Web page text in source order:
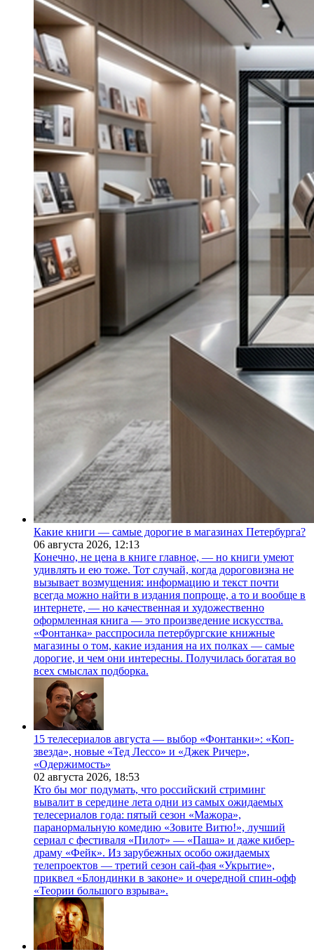
Какие книги — самые дорогие в магазинах Петербурга?
06 августа 2026, 12:13
Конечно, не цена в книге главное, — но книги умеют
удивлять и ею тоже. Тот случай, когда дороговизна не
вызывает возмущения: информацию и текст почти
всегда можно найти в издания попроще, а то и вообще в
интернете, — но качественная и художественно
оформленная книга — это произведение искусства.
«Фонтанка» расспросила петербургские книжные
магазины о том, какие издания на их полках — самые
дорогие, и чем они интересны. Получилась богатая во
всех смыслах подборка.
15 телесериалов августа — выбор «Фонтанки»: «Коп-
звезда», новые «Тед Лессо» и «Джек Ричер»,
«Одержимость»
02 августа 2026, 18:53
Кто бы мог подумать, что российский стриминг
вывалит в середине лета одни из самых ожидаемых
телесериалов года: пятый сезон «Мажора»,
паранормальную комедию «Зовите Витю!», лучший
сериал с фестиваля «Пилот» — «Паша» и даже кибер-
драму «Фейк». Из зарубежных особо ожидаемых
телепроектов — третий сезон сай-фая «Укрытие»,
приквел «Блондинки в законе» и очередной спин-офф
«Теории большого взрыва».